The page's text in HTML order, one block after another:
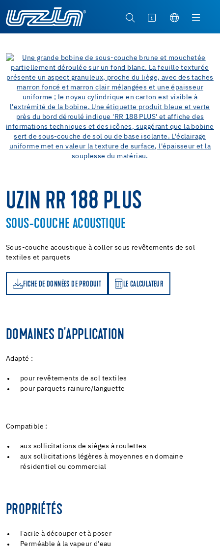
UZIN RR 188 PLUS
SOUS-COUCHE ACOUSTIQUE
Sous-couche acoustique à coller sous revêtements de sol
textiles et parquets
FICHE DE DONNÉES DE PRODUIT LE CALCULATEUR
LE CALCULATEUR
DOMAINES D'APPLICATION
Adapté :
pour revêtements de sol textiles
pour parquets rainure/languette
Compatible :
aux sollicitations de sièges à roulettes
aux sollicitations légères à moyennes en domaine
résidentiel ou commercial
PROPRIÉTÉS
Facile à découper et à poser
Perméable à la vapeur d’eau